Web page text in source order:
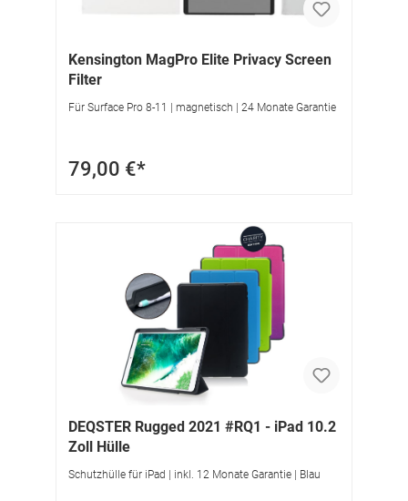
Kensington MagPro Elite Privacy Screen
Filter
Für Surface Pro 8-11 | magnetisch | 24 Monate Garantie
79,00 €*
DEQSTER Rugged 2021 #RQ1 - iPad 10.2
Zoll Hülle
Schutzhülle für iPad | inkl. 12 Monate Garantie | Blau